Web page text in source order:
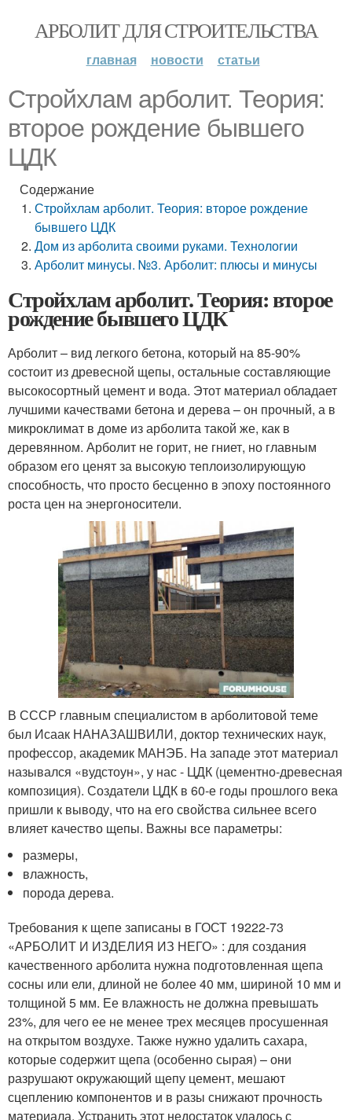
АРБОЛИТ ДЛЯ СТРОИТЕЛЬСТВА
главная новости статьи
Стройхлам арболит. Теория:
второе рождение бывшего
ЦДК
Содержание
Стройхлам арболит. Теория: второе рождение
бывшего ЦДК
Дом из арболита своими руками. Технологии
Арболит минусы. №3. Арболит: плюсы и минусы
Стройхлам арболит. Теория: второе
рождение бывшего ЦДК
Арболит – вид легкого бетона, который на 85-90%
состоит из древесной щепы, остальные составляющие
высокосортный цемент и вода. Этот материал обладает
лучшими качествами бетона и дерева – он прочный, а в
микроклимат в доме из арболита такой же, как в
деревянном. Арболит не горит, не гниет, но главным
образом его ценят за высокую теплоизолирующую
способность, что просто бесценно в эпоху постоянного
роста цен на энергоносители.
В СССР главным специалистом в арболитовой теме
был Исаак НАНАЗАШВИЛИ, доктор технических наук,
профессор, академик МАНЭБ. На западе этот материал
назывался «вудстоун», у нас - ЦДК (цементно-древесная
композиция). Создатели ЦДК в 60-е годы прошлого века
пришли к выводу, что на его свойства сильнее всего
влияет качество щепы. Важны все параметры:
размеры,
влажность,
порода дерева.
Требования к щепе записаны в ГОСТ 19222-73
«АРБОЛИТ И ИЗДЕЛИЯ ИЗ НЕГО» : для создания
качественного арболита нужна подготовленная щепа
сосны или ели, длиной не более 40 мм, шириной 10 мм и
толщиной 5 мм. Ее влажность не должна превышать
23%, для чего ее не менее трех месяцев просушенная
на открытом воздухе. Также нужно удалить сахара,
которые содержит щепа (особенно сырая) – они
разрушают окружающий щепу цемент, мешают
сцеплению компонентов и в разы снижают прочность
материала. Устранить этот недостаток удалось с